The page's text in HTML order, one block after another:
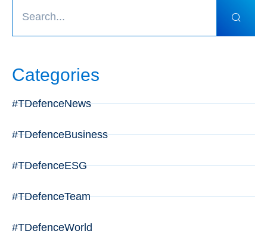
Categories
#TDefenceNews
#TDefenceBusiness
#TDefenceESG
#TDefenceTeam
#TDefenceWorld